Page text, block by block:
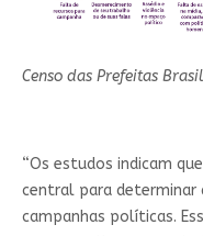
Censo das Prefeitas
“Os estudos indicam
central para
campanhas políticas.